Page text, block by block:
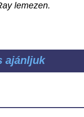
lemezen.
ajánljuk